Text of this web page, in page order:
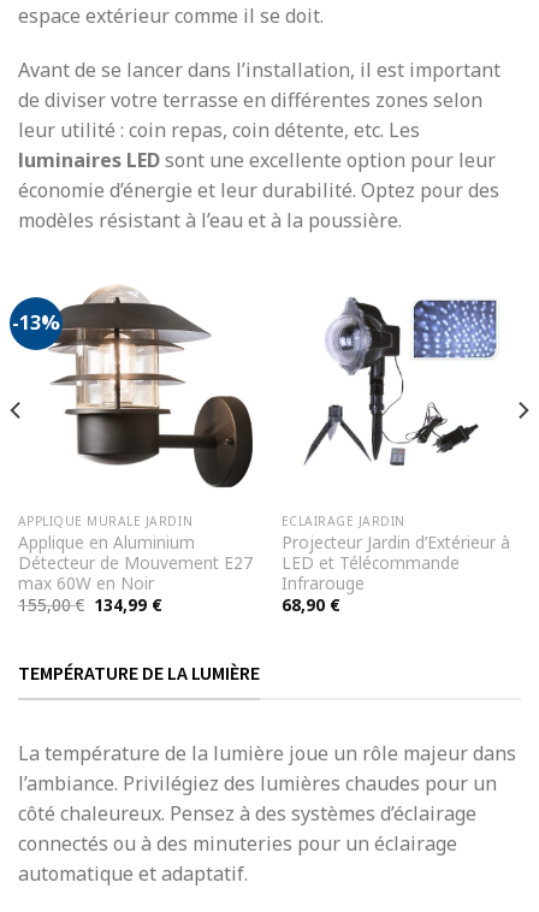
espace extérieur comme il se doit.
Avant de se lancer dans l’installation, il est important
de diviser votre terrasse en différentes zones selon
leur utilité : coin repas, coin détente, etc. Les
luminaires LEDsont une excellente option pour leur
économie d’énergie et leur durabilité. Optez pour des
modèles résistant à l’eau et à la poussière.
-13%
APPLIQUE MURALE JARDIN
Applique en Aluminium
Détecteur de Mouvement E27
max 60W en Noir
155,00€ Le
155,00 €.
134,99 €Le
134,99 €.
ECLAIRAGE JARDIN
Projecteur Jardin d’Extérieur à
LED et Télécommande
Infrarouge
68,90 €
TEMPÉRATURE DE LA LUMIÈRE
La température de la lumière joue un rôle majeur dans
l’ambiance. Privilégiez des lumières chaudes pour un
côté chaleureux. Pensez à des systèmes d’éclairage
connectés ou à des minuteries pour un éclairage
automatique et adaptatif.